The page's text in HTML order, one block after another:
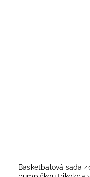
Basketbalová sada